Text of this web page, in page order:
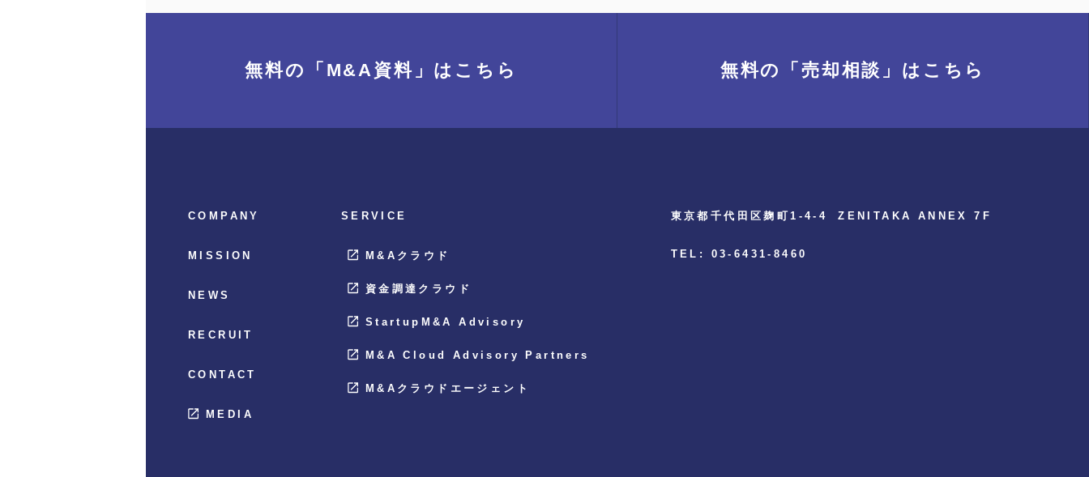
無料の「M&A資料」 はこちら 無料の「売却相談」 はこちら
COMPANY
MISSION
NEWS
RECRUIT
CONTACT
MEDIA
SERVICE
M&Aクラウド
資金調達クラウド
StartupM&A Advisory
M&A Cloud Advisory Partners
M&Aクラウドエージェント
東京都千代田区麹町1-4-4 ZENITAKA ANNEX 7F
TEL: 03-6431-8460